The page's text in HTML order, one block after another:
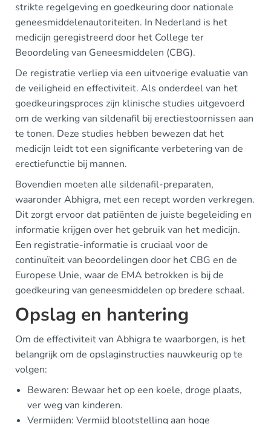
strikte regelgeving en goedkeuring door nationale
geneesmiddelenautoriteiten. In Nederland is het
medicijn geregistreerd door het College ter
Beoordeling van Geneesmiddelen (CBG).
De registratie verliep via een uitvoerige evaluatie van
de veiligheid en effectiviteit. Als onderdeel van het
goedkeuringsproces zijn klinische studies uitgevoerd
om de werking van sildenafil bij erectiestoornissen aan
te tonen. Deze studies hebben bewezen dat het
medicijn leidt tot een significante verbetering van de
erectiefunctie bij mannen.
Bovendien moeten alle sildenafil-preparaten,
waaronder Abhigra, met een recept worden verkregen.
Dit zorgt ervoor dat patiënten de juiste begeleiding en
informatie krijgen over het gebruik van het medicijn.
Een registratie-informatie is cruciaal voor de
continuïteit van beoordelingen door het CBG en de
Europese Unie, waar de EMA betrokken is bij de
goedkeuring van geneesmiddelen op bredere schaal.
Opslag en hantering
Om de effectiviteit van Abhigra te waarborgen, is het
belangrijk om de opslaginstructies nauwkeurig op te
volgen:
Bewaren: Bewaar het op een koele, droge plaats,
ver weg van kinderen.
Vermijden: Vermijd blootstelling aan hoge